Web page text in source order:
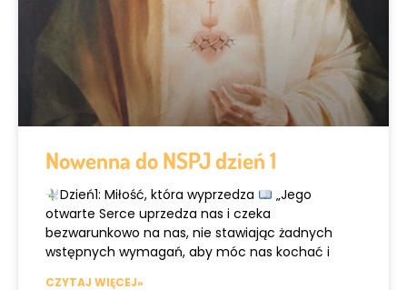
Nowenna do NSPJ dzień 1
Dzień1: Miłość, która wyprzedza
„Jego
otwarte Serce uprzedza nas i czeka
bezwarunkowo na nas, nie stawiając żadnych
wstępnych wymagań, aby móc nas kochać i
CZYTAJ WIĘCEJ»